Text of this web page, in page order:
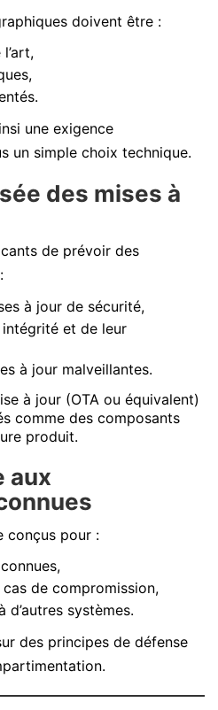
doivent être :
une exigence
un simple choix technique.
des mises à
de prévoir des
à jour de sécurité,
et de leur
à jour malveillantes.
à jour (OTA ou équivalent)
comme des composants
produit.
aux
conçus pour :
de compromission,
systèmes.
des principes de défense